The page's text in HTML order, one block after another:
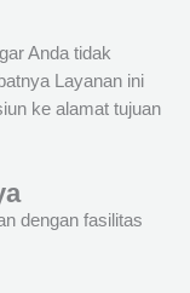
Anda tidak
Layanan ini
ke alamat tujuan
dengan fasilitas